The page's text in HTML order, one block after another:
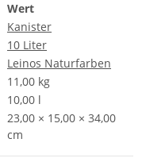
Wert
Kanister
10 Liter
Leinos Naturfarben
11,00 kg
10,00 l
23,00 × 15,00 × 34,00
cm